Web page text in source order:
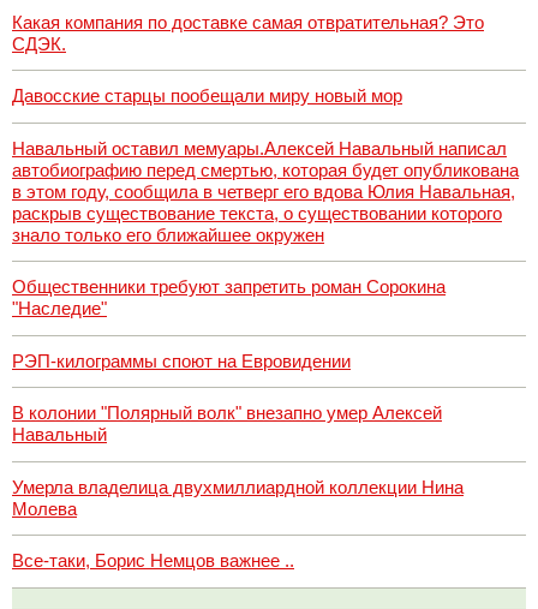
Какая компания по доставке самая отвратительная? Это
СДЭК.
Давосские старцы пообещали миру новый мор
Навальный оставил мемуары.Алексей Навальный написал
автобиографию перед смертью, которая будет опубликована
в этом году, сообщила в четверг его вдова Юлия Навальная,
раскрыв существование текста, о существовании которого
знало только его ближайшее окружен
Общественники требуют запретить роман Сорокина
"Наследие"
РЭП-килограммы споют на Евровидении
В колонии "Полярный волк" внезапно умер Алексей
Навальный
Умерла владелица двухмиллиардной коллекции Нина
Молева
Все-таки, Борис Немцов важнее ..